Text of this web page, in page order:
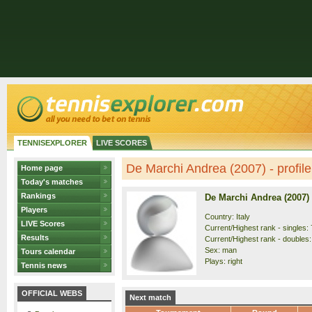
TENNISEXPLORER LIVE SCORES
Home page
Today's matches
Rankings
Players
LIVE Scores
Results
Tours calendar
Tennis news
OFFICIAL WEBS
De Marchi Andrea (2007) - profile
De Marchi Andrea (2007)
Country: Italy
Current/Highest rank - singles:
Current/Highest rank -
Sex: man
Plays: right
Next match